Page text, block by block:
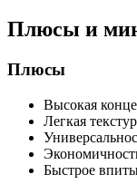
Плюсы и
Плюсы
Высокая
Легкая
Быстрое